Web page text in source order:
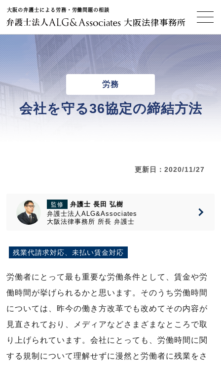
大阪の弁護士による労務・労働問題の相談
大阪法律事務所
労務
会社を守る36協定の締結方法
更新日：2020/11/27
監修
弁護士 長田 弘樹
弁護士法人ALG&Associates
大阪法律事務所 所長 弁護士
残業代請求対応、未払い賃金対応
労働者にとって最も重要な労働条件として、賃金や労
働時間が挙げられるかと思います。そのうち労働時間
については、昨今の働き方改革でも改めてその内容が
見直されており、メディアなどさまざまなところで取
り上げられています。会社にとっても、労働時間に関
する規制について理解せずに漫然と労働者に残業をさ